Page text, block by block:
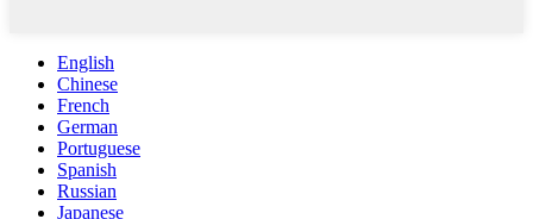
English
Chinese
French
German
Portuguese
Spanish
Russian
Japanese